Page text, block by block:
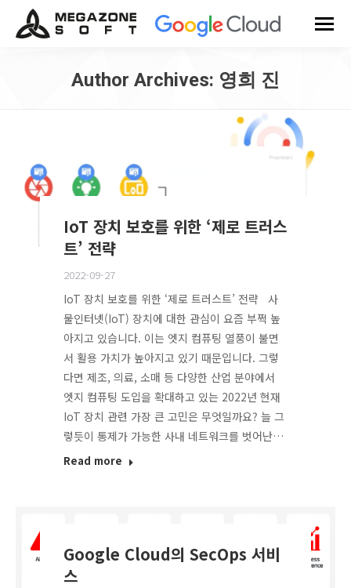
Author Archives: 영희 진
IoT 장치 보호를 위한 ‘제로 트러스
트’ 전략
2022-09-27
IoT 장치 보호를 위한 ‘제로 트러스트’ 전략 사
물인터넷(IoT) 장치에 대한 관심이 요즘 부쩍 높
아지고 있습니다. 이는 엣지 컴퓨팅 열풍이 불면
서 활용 가치가 높아지고 있기 때문입니다. 그렇
다면 제조, 의료, 소매 등 다양한 산업 분야에서
엣지 컴퓨팅 도입을 확대하고 있는 2022년 현재
IoT 장치 관련 가장 큰 고민은 무엇일까요? 늘 그
렇듯이 통제가 가능한 사내 네트워크를 벗어난…
Read more
Google Cloud의 SecOps 서비
스